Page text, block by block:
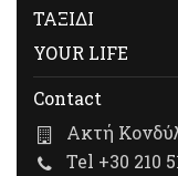
ΤΑΞΙΔΙ
YOUR LIFE
Contact
Ακτή
Tel +30 210